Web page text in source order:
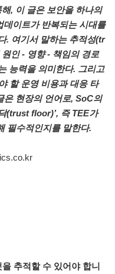
, 이 글은 보안을 하나의
데이트가 반복되는 시대를
. 여기서 말하는 추적성(tr
인 - 영향 - 책임의 경로
능력을 의미한다. 그리고
할 운영 비용과 대응 타
은 현장의 언어로, SoC의
(trust floor)’, 즉 TEE가
필수적인지를 말한다.
추적할 수 있어야 합니